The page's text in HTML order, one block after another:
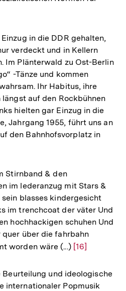
in die DDR gehalten,
verdeckt und in Kellern
Im Plänterwald zu Ost-Berlin
-Tänze und kommen
Ihr Habitus, ihre
auf den Rockbühnen
hielten gar Einzug in die
Jahrgang 1955, führt uns an
den Bahnhofsvorplatz in
Stirnband & den
im lederanzug mit Stars &
blasses kindergesicht
im trenchcoat der väter Und
hochhackigen schuhen Und
über die fahrbahn
worden wäre (...) Zur
der
Fußnote
[16]
und ideologische
internationaler Popmusik